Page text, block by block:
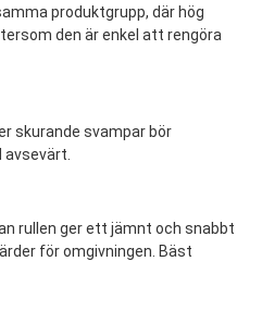
produktgrupp, där hög
den är enkel att rengöra
skurande svampar bör
rullen ger ett jämnt och snabbt
för omgivningen. Bäst